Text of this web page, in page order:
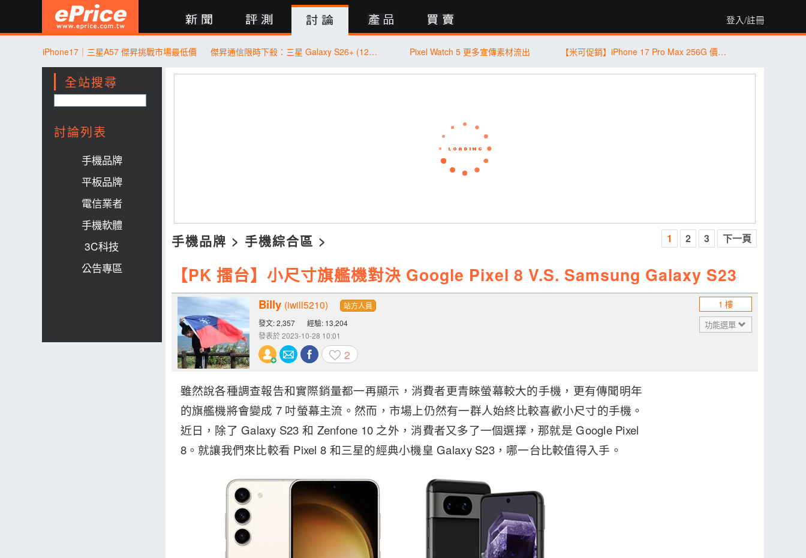
登入/註冊
評測 討論 產品 買賣 商城 登入 行動版
iPhone17｜三星A57 傑昇挑戰市場最低價 傑昇通信限時下殺：三星 Galaxy S26+ (12G/256G) 只要 $29,990 元！(8/6-8/9) Pixel Watch 5 更多宣傳素材流出 【米可促銷】iPhone 17 Pro Max 256G 價格破盤！米可手機館限時 $40,880 (8/7~8/9)
全站搜尋
討論列表
手機品牌
平板品牌
電信業者
手機軟體
3C科技
公告專區
手機品牌 > 手機綜合區 > 1 2 3 下一頁
【PK 擂台】小尺寸旗艦機對決 Google Pixel 8 V.S. Samsung Galaxy S23
Billy (iwill5210)
站方人員
發文: 2,357
經驗: 13,204
發表於 2023-10-28 10:01
2
1 樓
功能選單
雖然說各種調查報告和實際銷量都一再顯示，消費者更青睞螢幕較大的手機，更有傳聞明年
的旗艦機將會變成 7 吋螢幕主流。然而，市場上仍然有一群人始終比較喜歡小尺寸的手機。
近日，除了 Galaxy S23 和 Zenfone 10 之外，消費者又多了一個選擇，那就是 Google Pixel
8。就讓我們來比較看 Pixel 8 和三星的經典小機皇 Galaxy S23，哪一台比較值得入手。